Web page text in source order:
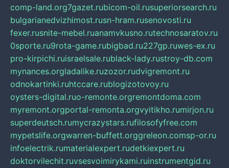
comp-land.org7gazet.rubicom-oil.rusuperiorsearch.ru
bulgarianedvizhimost.rusn-hram.rusenovosti.ru
fexer.rusnite-mebel.ruanamvkusno.rutechnosaratov.ru
0sporte.ru9rota-game.rubigbad.ru227gp.ruwes-ex.ru
pro-kirpichi.ruisraelsale.rublack-lady.rustroy-db.com
mynances.orgladalike.ruzozor.rudvigremont.ru
odnokartinki.ruhtccare.rublogizotovoy.ru
oysters-digital.ruo-remonte.orgremontdoma.com
myremont.orgportal-remonta.orgvyitikho.rumirjon.ru
superdeutsch.rumycrazystars.rufilosofyfree.com
mypetslife.orgwarren-buffett.orggreleon.comsp-or.ru
infoelectrik.rumaterialexpert.rudetkiexpert.ru
doktorvilechit.ruvsesvoimirykami.ruinstrumentgid.ru